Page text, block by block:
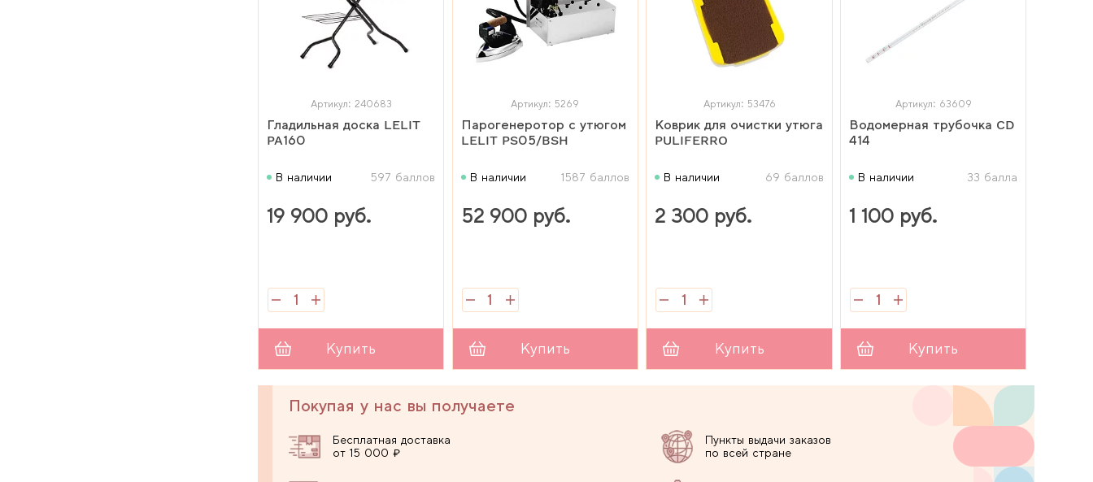
Артикул: 240683
Гладильная доска LELIT
PA160
В наличии 597 баллов
19 900 руб.
Купить
Артикул: 5269
Парогенеротор с утюгом
LELIT PS05/BSH
В наличии 1587 баллов
52 900 руб.
Купить
Артикул: 53476
Коврик для очистки утюга
PULIFERRO
В наличии 69 баллов
2 300 руб.
Купить
Артикул: 63609
Водомерная трубочка CD
414
В наличии 33 балла
1 100 руб.
Купить
Покупая у нас вы получаете
Бесплатная доставка
от 15 000 ₽
Пункты выдачи заказов
по всей стране